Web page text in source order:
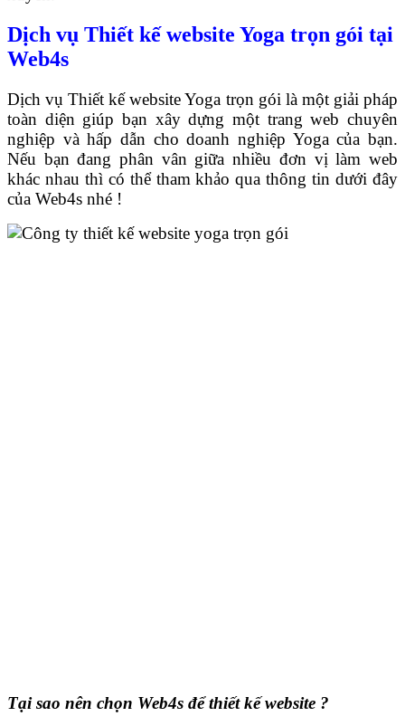
Dịch vụ Thiết kế website Yoga trọn gói tại
Web4s
Dịch vụ Thiết kế website Yoga trọn gói là một giải pháp
toàn diện giúp bạn xây dựng một trang web chuyên
nghiệp và hấp dẫn cho doanh nghiệp Yoga của bạn.
Nếu bạn đang phân vân giữa nhiều đơn vị làm web
khác nhau thì có thể tham khảo qua thông tin dưới đây
của Web4s nhé !
Tại sao nên chọn Web4s để thiết kế website ?